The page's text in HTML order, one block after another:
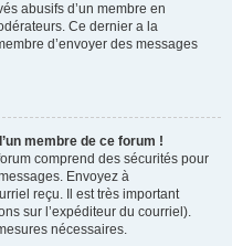
abusifs d’un membre en
Ce dernier a la
d’envoyer des messages
membre de ce forum !
comprend des sécurités pour
Envoyez à
reçu. Il est très important
sur l’expéditeur du courriel).
nécessaires.